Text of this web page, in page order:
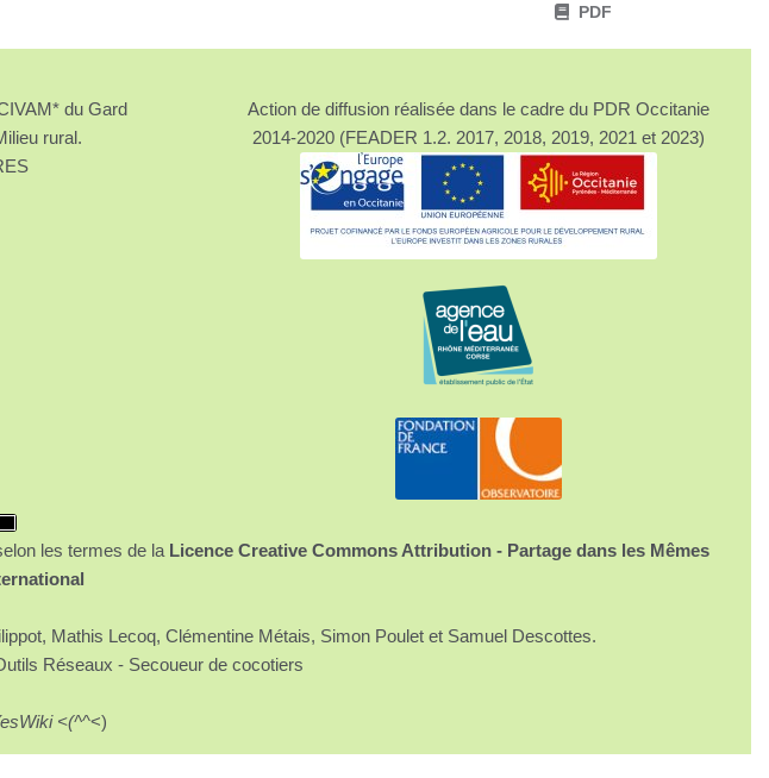
PDF
du Gard
rural.
Action de diffusion réalisée dans le cadre du PDR Occitanie
2014-2020 (FEADER 1.2. 2017, 2018, 2019, 2021 et 2023)
les termes de la Licence Creative Commons Attribution - Partage dans les Mêmes
Mathis Lecoq, Clémentine Métais, Simon Poulet et Samuel Descottes.
Réseaux - Secoueur de cocotiers
<(^^<)